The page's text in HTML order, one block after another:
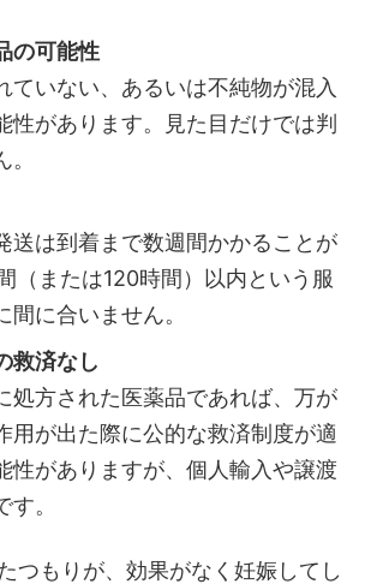
の可能性
ていない、あるいは不純物が混入
性があります。見た目だけでは判
送は到着まで数週間かかることが
（または120時間）以内という服
間に合いません。
救済なし
処方された医薬品であれば、万が
用が出た際に公的な救済制度が適
性がありますが、個人輸入や譲渡
。
つもりが、効果がなく妊娠してし